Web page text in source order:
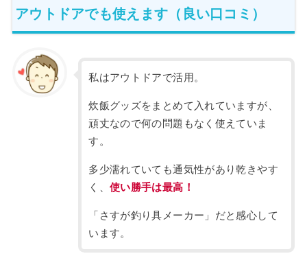
アウトドアでも使えます（良い口コミ）
私はアウトドアで活用。
炊飯グッズをまとめて入れていますが、
頑丈なので何の問題もなく使えていま
す。
多少濡れていても通気性があり乾きやす
く、 使い勝手は最高！
「さすが釣り具メーカー」だと感心して
います。